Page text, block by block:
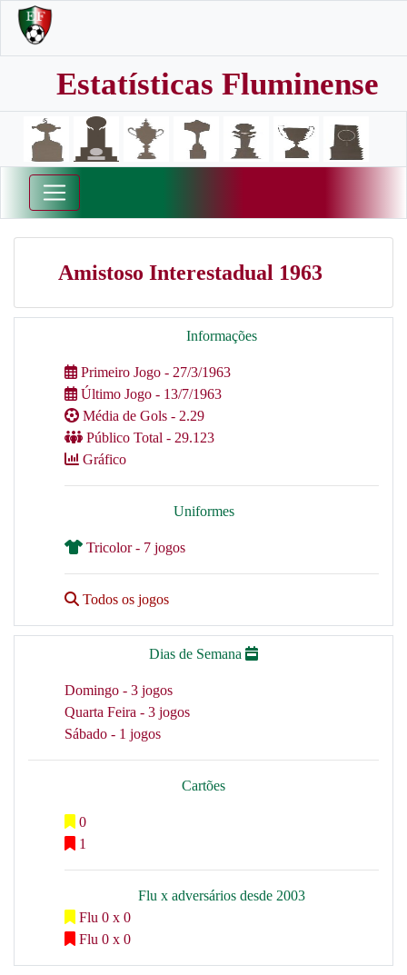
Estatísticas Fluminense
Amistoso Interestadual 1963
Informações
Primeiro Jogo - 27/3/1963
Último Jogo - 13/7/1963
Média de Gols - 2.29
Público Total - 29.123
Gráfico
Uniformes
Tricolor - 7 jogos
Todos os jogos
Dias de Semana
Domingo - 3 jogos
Quarta Feira - 3 jogos
Sábado - 1 jogos
Cartões
0
1
Flu x adversários desde 2003
Flu 0 x 0
Flu 0 x 0